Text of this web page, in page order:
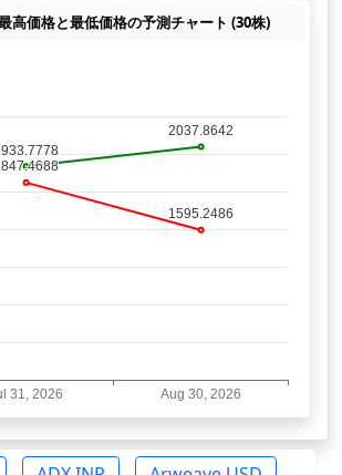
高価格と最低価格の予測チャート (30株)